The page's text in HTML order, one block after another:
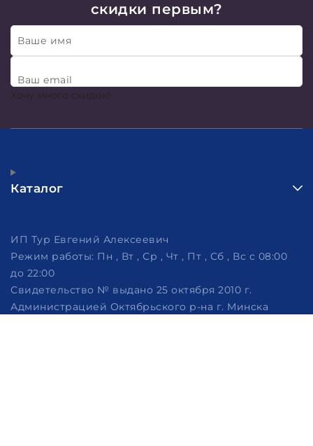
скидки первым?
Ваше имя
Ваш email
Хочу много скидок!
Каталог
ИП Тур Евгений Алексеевич
Режим работы: Пн , Вт , Ср , Чт , Пт , Сб , Вс c 08:00
до 22:00
Свидетельство № выдано 25 октября 2010 г.
Администрацией Октябрьского р-на г. Минска